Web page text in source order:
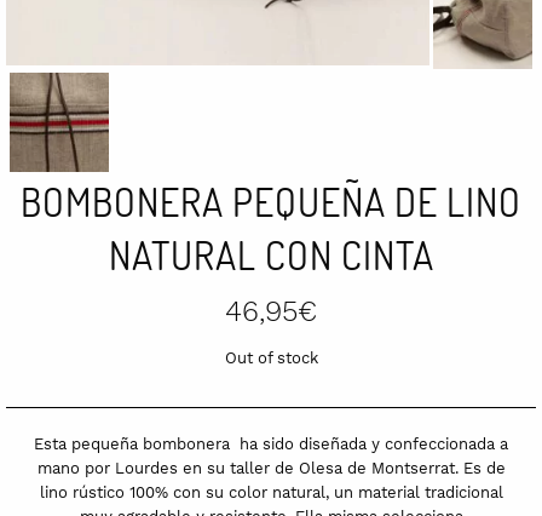
BOMBONERA PEQUEÑA DE LINO
NATURAL CON CINTA
46,95€
Out of stock
Esta pequeña bombonera ha sido diseñada y confeccionada a
mano por Lourdes en su taller de Olesa de Montserrat. Es de
lino rústico 100% con su color natural, un material tradicional